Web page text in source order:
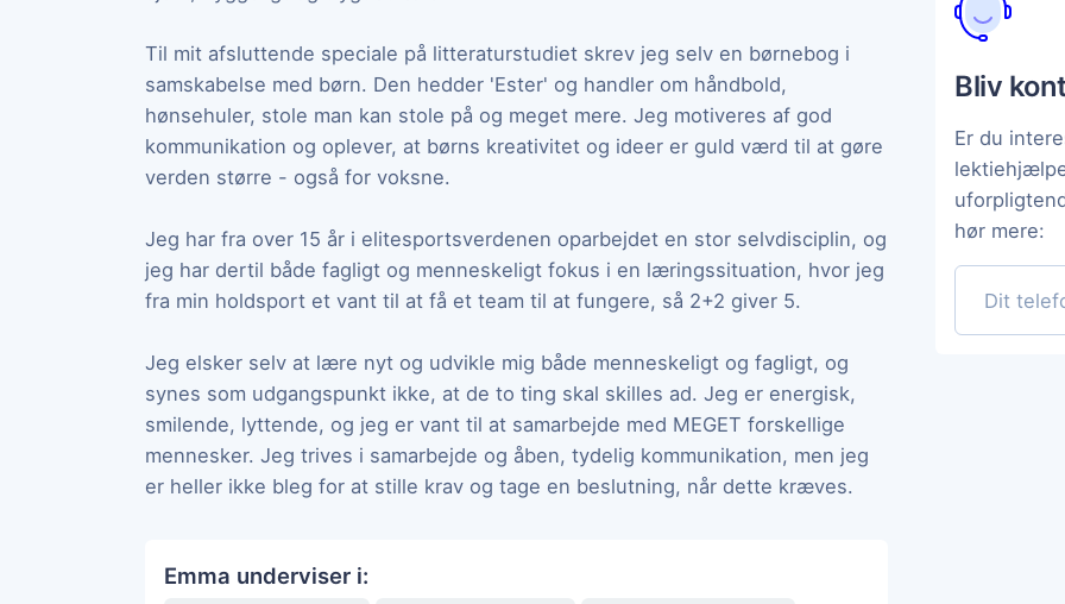
Til mit afsluttende speciale på litteraturstudiet skrev jeg selv en børnebog i
samskabelse med børn. Den hedder 'Ester' og handler om håndbold,
hønsehuler, stole man kan stole på og meget mere. Jeg motiveres af god
kommunikation og oplever, at børns kreativitet og ideer er guld værd til at gøre
verden større - også for voksne.
Jeg har fra over 15 år i elitesportsverdenen oparbejdet en stor selvdisciplin, og
jeg har dertil både fagligt og menneskeligt fokus i en læringssituation, hvor jeg
fra min holdsport et vant til at få et team til at fungere, så 2+2 giver 5.
Jeg elsker selv at lære nyt og udvikle mig både menneskeligt og fagligt, og
synes som udgangspunkt ikke, at de to ting skal skilles ad. Jeg er energisk,
smilende, lyttende, og jeg er vant til at samarbejde med MEGET forskellige
mennesker. Jeg trives i samarbejde og åben, tydelig kommunikation, men jeg
er heller ikke bleg for at stille krav og tage en beslutning, når dette kræves.
Emma underviser i:
Bliv
Er du
hør mere: